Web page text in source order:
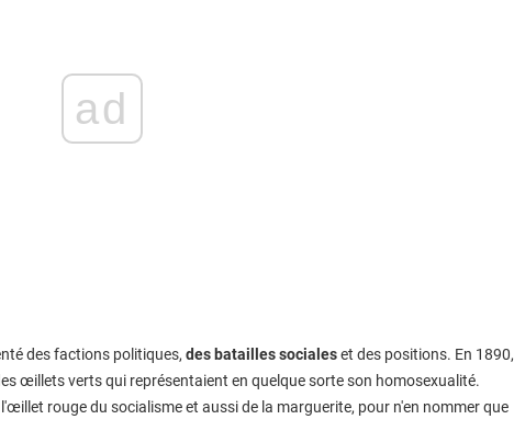
ad
des factions politiques, des batailles socialeset des positions. En 1890,
œillets verts qui représentaient en quelque sorte son homosexualité.
rouge du socialisme et aussi de la marguerite, pour n'en nommer que